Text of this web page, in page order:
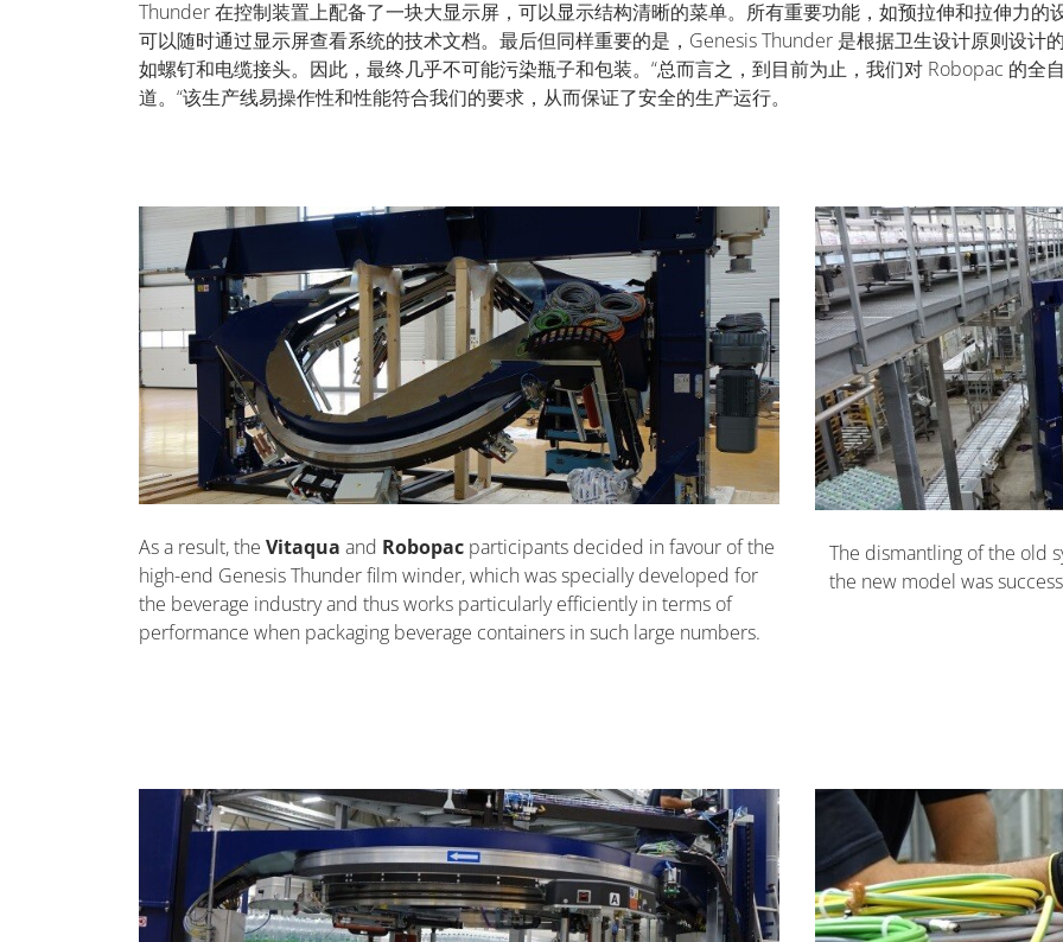
Thunder 在控制装置上配备了一块大显示屏，可以显示结构清晰的菜单。所有重要功能，如预拉伸和拉伸力的
可以随时通过显示屏查看系统的技术文档。最后但同样重要的是，Genesis Thunder 是根据卫生设计原则设计
如螺钉和电缆接头。因此，最终几乎不可能污染瓶子和包装。“总而言之，到目前为止，我们对 Robopac 的全
道。“该生产线易操作性和性能符合我们的要求，从而保证了安全的生产运行。
As a result, the Vitaqua and Robopac participants decided in favour of the
high-end Genesis Thunder film winder, which was specially developed for
the beverage industry and thus works particularly efficiently in terms of
performance when packaging beverage containers in such large numbers.
The dismantling of the old
the new model was